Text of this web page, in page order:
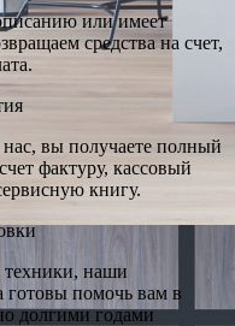
или имеет
средства на счет,
вы получаете полный
фактуру, кассовый
книгу.
техники, наши
готовы помочь вам в
долгими годами